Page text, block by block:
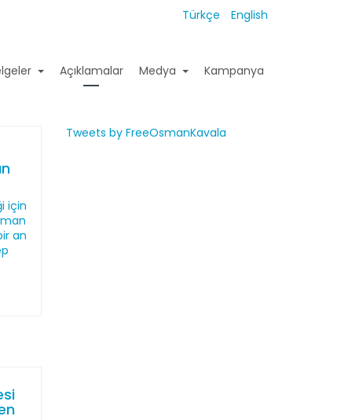
Türkçe English
Açıklamalar Medya Kampanya
için
an
Tweets by FreeOsmanKavala